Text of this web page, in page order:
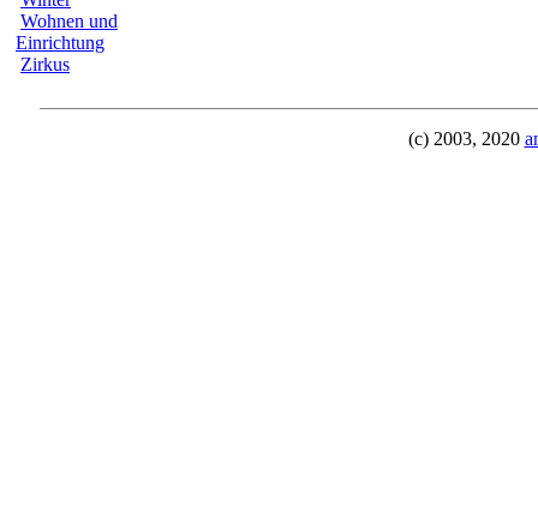
Wohnen und
Einrichtung
Zirkus
(c) 2003, 2020